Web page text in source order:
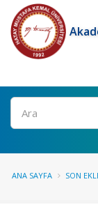
Ara
ANA SAYFA SON